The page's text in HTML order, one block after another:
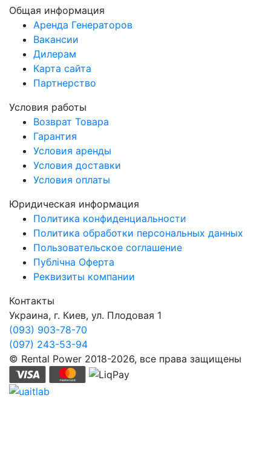
Общая информация
Аренда Генераторов
Вакансии
Дилерам
Карта сайта
Партнерство
Условия работы
Возврат Товара
Гарантия
Условия аренды
Условия доставки
Условия оплаты
Юридическая информация
Политика конфиденциальности
Политика обработки персональных данных
Пользовательское соглашение
Публічна Оферта
Реквизиты компании
Контакты
Украина, г. Киев, ул. Плодовая 1
(093) 903-78-70
(097) 243-53-94
© Rental Power 2018-2026, все права защищены